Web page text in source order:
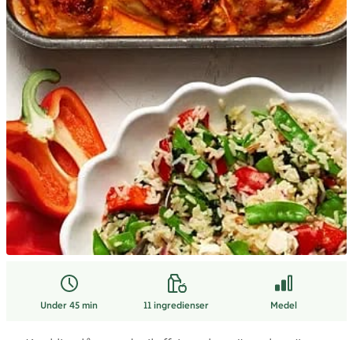
Under 45 min 11ingredienser Medel